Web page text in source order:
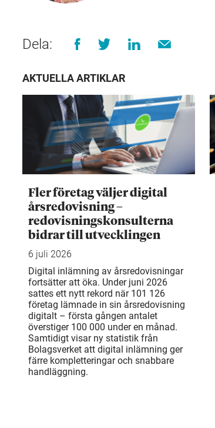
Dela:
AKTUELLA ARTIKLAR
Fler företag väljer digital
årsredovisning –
redovisningskonsulterna
bidrar till utvecklingen
6 juli 2026
Digital inlämning av årsredovisningar
fortsätter att öka. Under juni 2026
sattes ett nytt rekord när 101 126
företag lämnade in sin årsredovisning
digitalt – första gången antalet
överstiger 100 000 under en månad.
Samtidigt visar ny statistik från
Bolagsverket att digital inlämning ger
färre kompletteringar och snabbare
handläggning.